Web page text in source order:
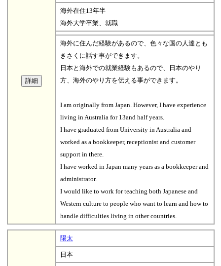
海外在住13年半
海外大学卒業、就職
海外に住んだ経験があるので、色々な国の人達とも
きさくに話す事ができます。
日本と海外での就業経験もあるので、日本のやり
方、海外のやり方を伝える事ができます。
I am originally from Japan. However, I have experience
living in Australia for 13and half years.
I have graduated from University in Australia and
worked as a bookkeeper, receptionist and customer
support in there.
I have worked in Japan many years as a bookkeeper and
administrator.
I would like to work for teaching both Japanese and
Western culture to people who want to learn and how to
handle difficulties living in other countries.
陽太
日本